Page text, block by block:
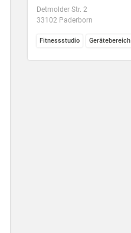
Detmolder Str. 2
33102 Paderborn
Fitnessstudio Gerätebereich